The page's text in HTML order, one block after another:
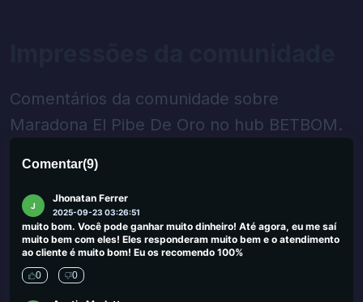
Comentários da comunidade sobre
Maradona El Pibe De Oro no hub BETBOM.
Comentar(9)
O
Olger Xhikselimi
2025-09-25 03:45:19
0 0
J
Jhonatan Ferrer
2025-09-23 03:26:51
muito bom. Você pode ganhar muito dinheiro! Até agora, eu me saí
muito bem com eles! Eles responderam muito bem e o atendimento
ao cliente é muito bom! Eu os recomendo 100%
0 0